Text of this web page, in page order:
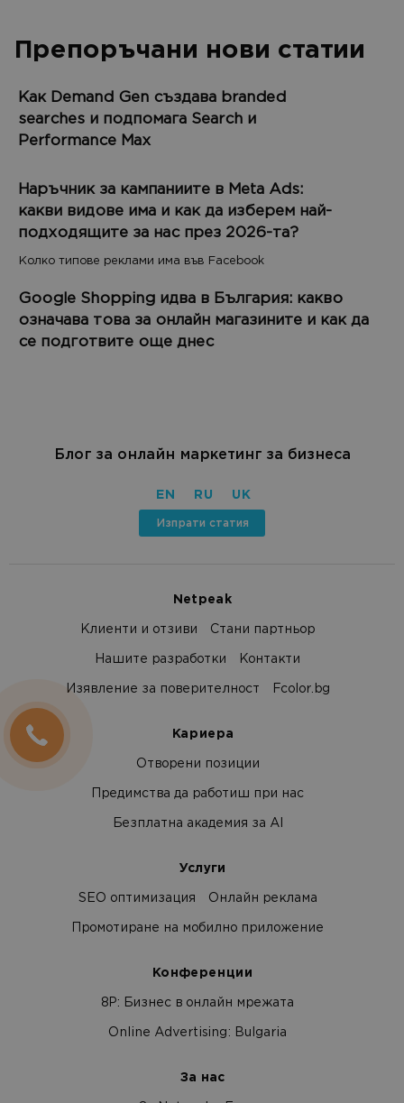
Препоръчани нови статии
Как Demand Gen създава branded
searches и подпомага Search и
Performance Max
Наръчник за кампаниите в Meta Ads:
какви видове има и как да изберем най-
подходящите за нас през 2026-та?
Колко типове реклами има във Facebook
Google Shopping идва в България: какво
означава това за онлайн магазините и как да
се подготвите още днес
Блог за онлайн маркетинг за бизнеса
EN RU UK
Изпрати статия
Netpeak
Клиенти и отзиви Стани партньор
Нашите разработки Контакти
Изявление за поверителност Fcolor.bg
Кариера
Отворени позиции
Предимства да работиш при нас
Безплатна академия за AI
Услуги
SEO оптимизация Онлайн реклама
Промотиране на мобилно приложение
Конференции
8Р: Бизнес в онлайн мрежата
Online Advertising: Bulgaria
За нас